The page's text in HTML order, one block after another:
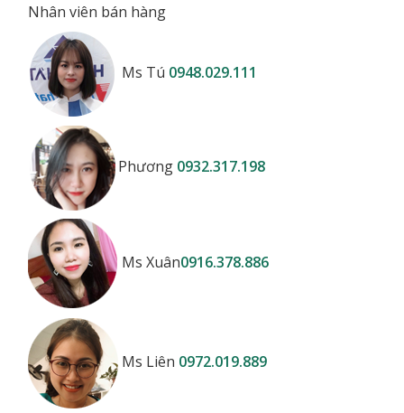
Nhân viên bán hàng
Ms Tú 0948.029.111
Phương 0932.317.198
Ms Xuân0916.378.886
Ms Liên 0972.019.889